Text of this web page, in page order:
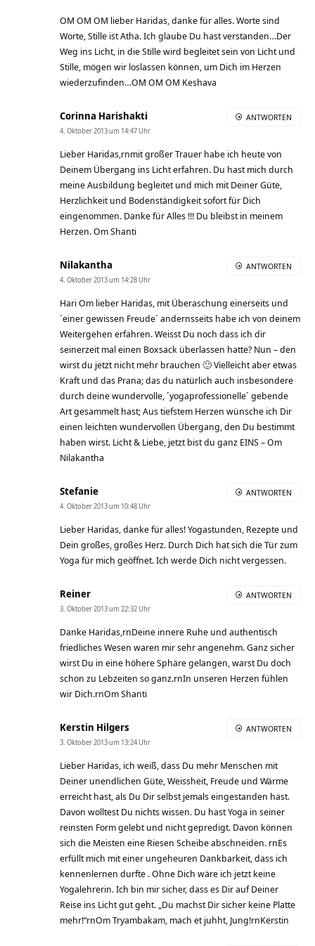
OM OM OM lieber Haridas, danke für alles. Worte sind
Worte, Stille ist Atha. Ich glaube Du hast verstanden…Der
Weg ins Licht, in die Stille wird begleitet sein von Licht und
Stille, mögen wir loslassen können, um Dich im Herzen
wiederzufinden…OM OM OM Keshava
Corinna Harishakti
4. Oktober 2013 um 14:47 Uhr
Lieber Haridas,rnmit großer Trauer habe ich heute von
Deinem Übergang ins Licht erfahren. Du hast mich durch
meine Ausbildung begleitet und mich mit Deiner Güte,
Herzlichkeit und Bodenständigkeit sofort für Dich
eingenommen. Danke für Alles !!! Du bleibst in meinem
Herzen. Om Shanti
ANTWORTEN
Nilakantha
4. Oktober 2013 um 14:28 Uhr
Hari Om lieber Haridas, mit Überaschung einerseits und
´einer gewissen Freude´ andernsseits habe ich von deinem
Weitergehen erfahren. Weisst Du noch dass ich dir
seinerzeit mal einen Boxsack überlassen hatte? Nun – den
wirst du jetzt nicht mehr brauchen 🙂 Vielleicht aber etwas
Kraft und das Prana; das du natürlich auch insbesondere
durch deine wundervolle, ´yogaprofessionelle´ gebende
Art gesammelt hast; Aus tiefstem Herzen wünsche ich Dir
einen leichten wundervollen Übergang, den Du bestimmt
haben wirst. Licht & Liebe, jetzt bist du ganz EINS – Om
Nilakantha
ANTWORTEN
Stefanie
4. Oktober 2013 um 10:48 Uhr
Lieber Haridas, danke für alles! Yogastunden, Rezepte und
Dein großes, großes Herz. Durch Dich hat sich die Tür zum
Yoga für mich geöffnet. Ich werde Dich nicht vergessen.
ANTWORTEN
Reiner
3. Oktober 2013 um 22:32 Uhr
Danke Haridas,rnDeine innere Ruhe und authentisch
friedliches Wesen waren mir sehr angenehm. Ganz sicher
wirst Du in eine höhere Sphäre gelangen, warst Du doch
schon zu Lebzeiten so ganz.rnIn unseren Herzen fühlen
wir Dich.rnOm Shanti
ANTWORTEN
Kerstin Hilgers
3. Oktober 2013 um 13:24 Uhr
Lieber Haridas, ich weiß, dass Du mehr Menschen mit
Deiner unendlichen Güte, Weissheit, Freude und Wärme
erreicht hast, als Du Dir selbst jemals eingestanden hast.
Davon wolltest Du nichts wissen. Du hast Yoga in seiner
reinsten Form gelebt und nicht gepredigt. Davon können
sich die Meisten eine Riesen Scheibe abschneiden. rnEs
erfüllt mich mit einer ungeheuren Dankbarkeit, dass ich
kennenlernen durfte . Ohne Dich wäre ich jetzt keine
Yogalehrerin. Ich bin mir sicher, dass es Dir auf Deiner
Reise ins Licht gut geht. „Du machst Dir sicher keine Platte
mehr!“rnOm Tryambakam, mach et juhht, Jung!rnKerstin
ANTWORTEN